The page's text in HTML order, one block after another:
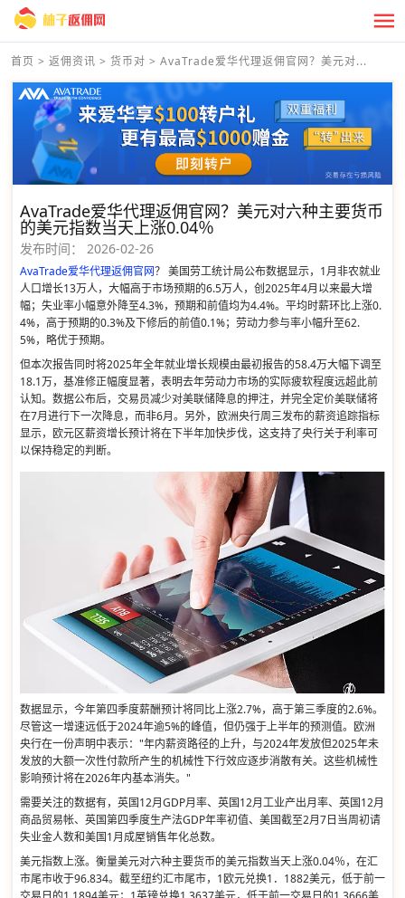
首页 > 返佣资讯 > 货币对 > AvaTrade爱华代理返佣官网？美元对...
AvaTrade爱华代理返佣官网？美元对六种主要货币
的美元指数当天上涨0.04％
发布时间： 2026-02-26
AvaTrade爱华代理返佣官网？ 美国劳工统计局公布数据显示，1月非农就业
人口增长13万人，大幅高于市场预期的6.5万人，创2025年4月以来最大增
幅；失业率小幅意外降至4.3%，预期和前值均为4.4%。平均时薪环比上涨0.
4%，高于预期的0.3%及下修后的前值0.1%；劳动力参与率小幅升至62.
5%，略优于预期。
但本次报告同时将2025年全年就业增长规模由最初报告的58.4万大幅下调至
18.1万，基准修正幅度显著，表明去年劳动力市场的实际疲软程度远超此前
认知。数据公布后，交易员减少对美联储降息的押注，并完全定价美联储将
在7月进行下一次降息，而非6月。另外，欧洲央行周三发布的薪资追踪指标
显示，欧元区薪资增长预计将在下半年加快步伐，这支持了央行关于利率可
以保持稳定的判断。
数据显示，今年第四季度薪酬预计将同比上涨2.7%，高于第三季度的2.6%。
尽管这一增速远低于2024年逾5%的峰值，但仍强于上半年的预测值。欧洲
央行在一份声明中表示："年内薪资路径的上升，与2024年发放但2025年未
发放的大额一次性付款所产生的机械性下行效应逐步消散有关。这些机械性
影响预计将在2026年内基本消失。"
需要关注的数据有，英国12月GDP月率、英国12月工业产出月率、英国12月
商品贸易帐、英国第四季度生产法GDP年率初值、美国截至2月7日当周初请
失业金人数和美国1月成屋销售年化总数。
美元指数上涨。衡量美元对六种主要货币的美元指数当天上涨0.04％，在汇
市尾市收于96.834。截至纽约汇市尾市，1欧元兑换1．1882美元，低于前一